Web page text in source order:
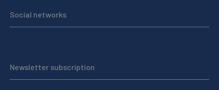
Social networks
Newsletter subscription